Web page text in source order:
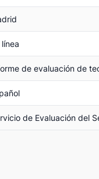
línea
de evaluación de
de Evaluación del